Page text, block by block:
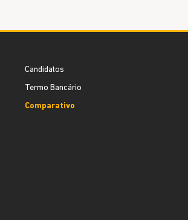
Candidatos
Termo Bancário
Comparativo